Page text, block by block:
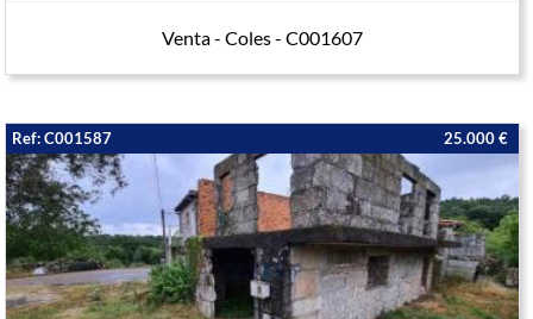
Venta - Coles - C001607
Ref: C001587 25.000 €